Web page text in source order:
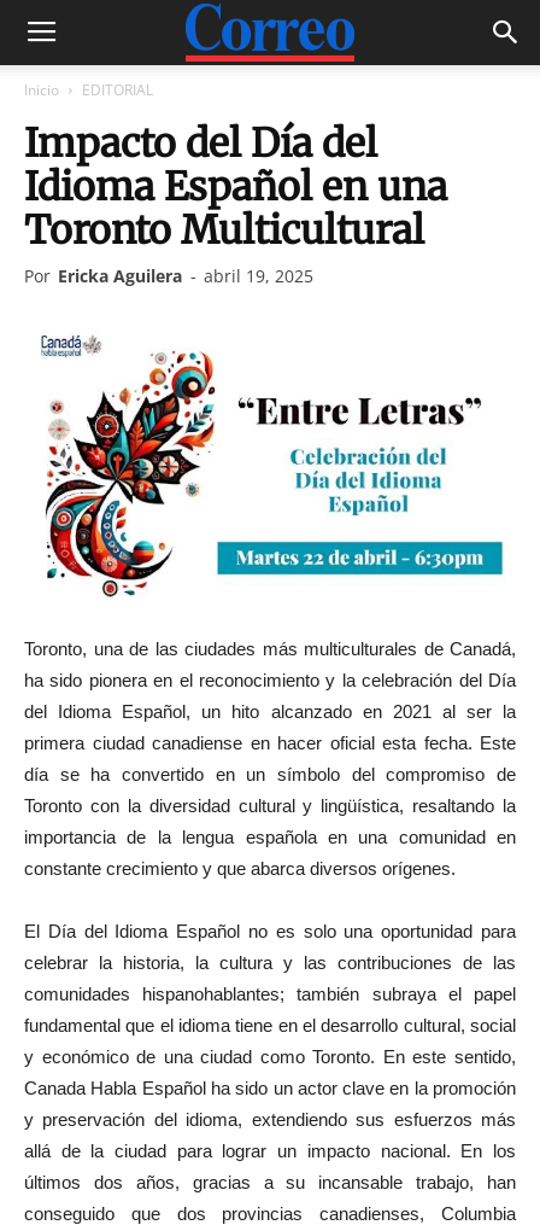
Inicio EDITORIAL
Impacto del Día del
Idioma Español en una
Toronto Multicultural
Por Ericka Aguilera - abril 19, 2025
Toronto, una de las ciudades más multiculturales de Canadá,
ha sido pionera en el reconocimiento y la celebración del Día
del Idioma Español, un hito alcanzado en 2021 al ser la
primera ciudad canadiense en hacer oficial esta fecha. Este
día se ha convertido en un símbolo del compromiso de
Toronto con la diversidad cultural y lingüística, resaltando la
importancia de la lengua española en una comunidad en
constante crecimiento y que abarca diversos orígenes.
El Día del Idioma Español no es solo una oportunidad para
celebrar la historia, la cultura y las contribuciones de las
comunidades hispanohablantes; también subraya el papel
fundamental que el idioma tiene en el desarrollo cultural, social
y económico de una ciudad como Toronto. En este sentido,
Canada Habla Español ha sido un actor clave en la promoción
y preservación del idioma, extendiendo sus esfuerzos más
allá de la ciudad para lograr un impacto nacional. En los
últimos dos años, gracias a su incansable trabajo, han
conseguido que dos provincias canadienses, Columbia